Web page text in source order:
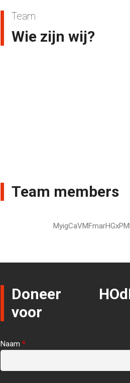
Team
Wie zijn wij?
Team members
Doneer
voor
Naam*